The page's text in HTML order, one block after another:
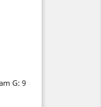
G: 9